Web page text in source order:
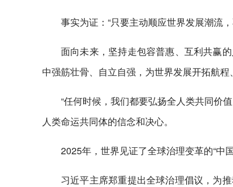
事实为证：“只要主动顺应世界发展潮流
面向未来，坚持走包容普惠、互利共赢
中强筋壮骨、自立自强，为世界发展开拓航程
“任何时候，我们都要弘扬全人类共同价
人类命运共同体的信念和决心。
2025年，世界见证了全球治理变革的“中国
习近平主席郑重提出全球治理倡议，为